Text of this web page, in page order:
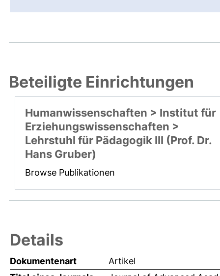
Beteiligte Einrichtungen
Humanwissenschaften > Institut für
Erziehungswissenschaften >
Lehrstuhl für Pädagogik III (Prof. Dr.
Hans Gruber)
Browse Publikationen
Details
Dokumentenart
Artikel